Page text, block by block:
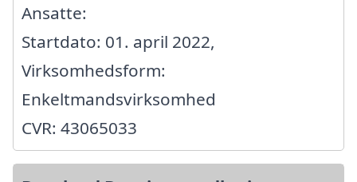
Ansatte:
Startdato: 01. april 2022,
Virksomhedsform:
Enkeltmandsvirksomhed
CVR: 43065033